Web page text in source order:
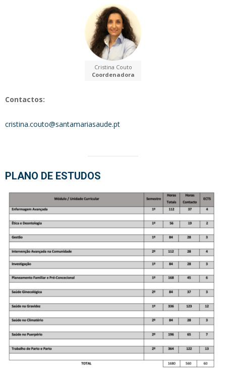
Cristina Couto
Coordenadora
Contactos:
cristina.couto@santamariasaude.pt
PLANO DE ESTUDOS